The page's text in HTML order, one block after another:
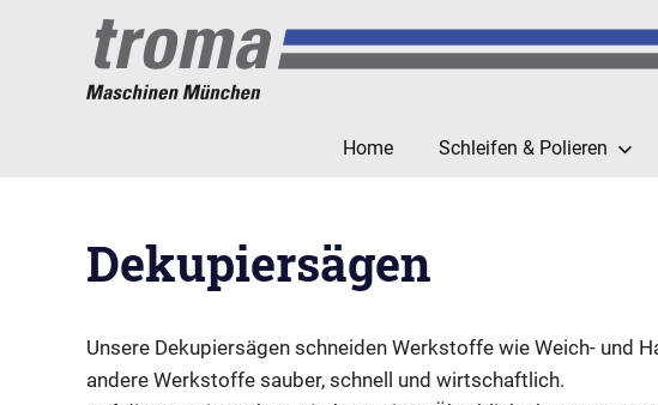
München
Home Schleifen & Polieren
Dekupiersägen
Unsere Dekupiersägen schneiden Werkstoffe wie Weich- und
andere Werkstoffe sauber, schnell und wirtschaftlich.